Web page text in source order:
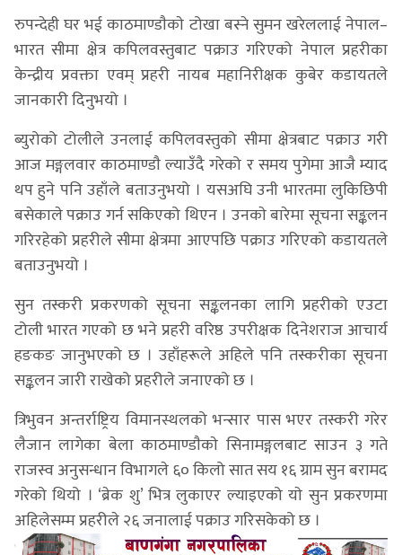
रुपन्देही घर भई काठमाण्डाैकाे टोखा बस्ने सुमन खरेललाई नेपाल–
भारत सीमा क्षेत्र कपिलवस्तुबाट पक्राउ गरिएको नेपाल प्रहरीका
केन्द्रीय प्रवक्ता एवम् प्रहरी नायब महानिरीक्षक कुबेर कडायतले
जानकारी दिनुभयो ।
ब्युरोको टोलीले उनलाई कपिलवस्तुको सीमा क्षेत्रबाट पक्राउ गरी
आज मङ्गलवार काठमाण्डाै ल्याउँदै गरेको र समय पुगेमा आजै म्याद
थप हुने पनि उहाँले बताउनुभयो । यसअघि उनी भारतमा लुकिछिपी
बसेकाले पक्राउ गर्न सकिएको थिएन । उनकाे बारेमा सूचना सङ्कलन
गरिरहेको प्रहरीले सीमा क्षेत्रमा आएपछि पक्राउ गरिएको कडायतले
बताउनुभयो ।
सुन तस्करी प्रकरणको सूचना सङ्कलनका लागि प्रहरीको एउटा
टोली भारत गएको छ भने प्रहरी वरिष्ठ उपरीक्षक दिनेशराज आचार्य
हङकङ जानुभएको छ । उहाँहरूले अहिले पनि तस्करीका सूचना
सङ्कलन जारी राखेको प्रहरीले जनाएको छ ।
त्रिभुवन अन्तर्राष्ट्रिय विमानस्थलको भन्सार पास भएर तस्करी गरेर
लैजान लागेका बेला काठमाण्डाैकाे सिनामङ्गलबाट साउन ३ गते
राजस्व अनुसन्धान विभागले ६० किलो सात सय १६ ग्राम सुन बरामद
गरेको थियो । ‘ब्रेक शु’ भित्र लुकाएर ल्याइएको याे सुन प्रकरणमा
अहिलेसम्म प्रहरीले २६ जनालाई पक्राउ गरिसकेको छ ।